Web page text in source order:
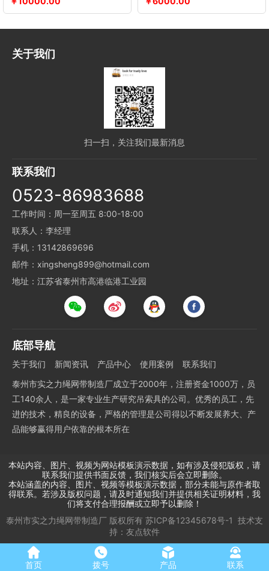
关于我们
扫一扫，关注我们最新消息
联系我们
0523-86983688
工作时间：周一至周五 8:00-18:00
联系人：李经理
手机：13142869696
邮件：xingsheng899@hotmail.com
地址：江苏省泰州市高港临港工业园
底部导航
关于我们 新闻资讯 产品中心 使用案例
联系我们
泰州市实之力绳网带制造厂成立于2000年，注册资金1000万，员
工140余人，是一家专业生产研究吊索具的公司。优秀的员工，先
进的技术，精良的设备，严格的管理是公司得以不断发展养大、产
品能够赢得用户依靠的根本所在
本站内容、图片、视频为网站模板演示数据，如有涉及侵犯版权，请
联系我们提供书面反馈，我们核实后会立即删除。
本站涵盖的内容、图片、视频等模板演示数据，部分未能与原作者取
得联系。若涉及版权问题，请及时通知我们并提供相关证明材料，我
们将支付合理报酬或立即予以删除！
泰州市实之力绳网带制造厂 版权所有 苏ICP备12345678号-1 技术支
持： 友点软件
首页 拨号 产品 联系